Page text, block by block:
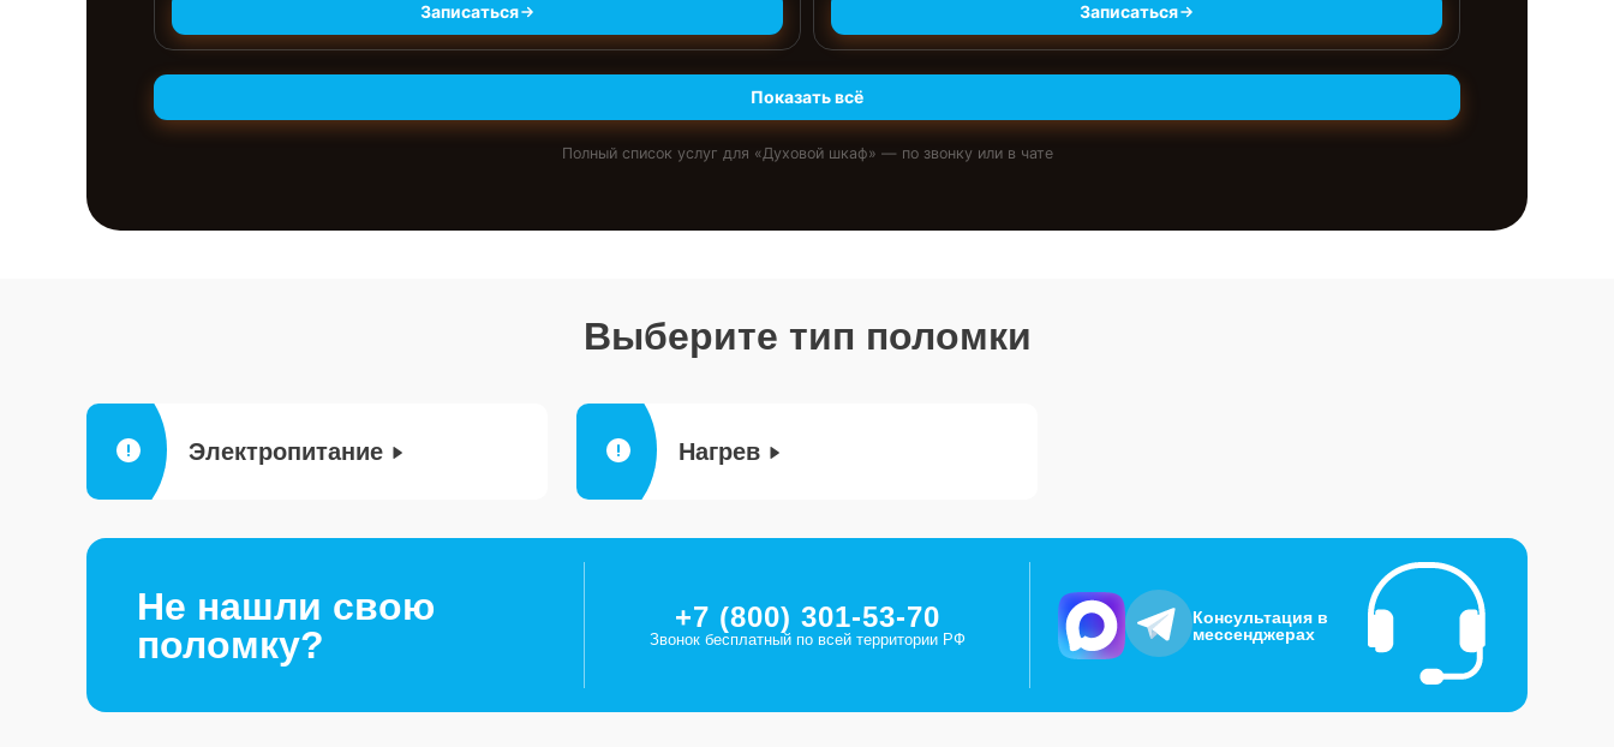
Записаться Записаться
Показать всё
Полный список услуг для «Духовой шкаф» — по звонку или в чате
Выберите тип поломки
Электропитание Нагрев
Не нашли свою
поломку?
+7 (800) 301-53-70
Звонок бесплатный по всей территории РФ
Консультация в
мессенджерах